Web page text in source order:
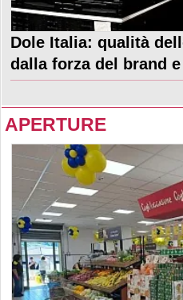
Dole Italia: qualità
dalla forza del brand
APERTURE